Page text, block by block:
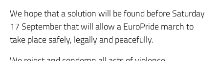
We hope that a solution will be found before Saturday
17 September that will allow a EuroPride march to
take place safely, legally and peacefully.